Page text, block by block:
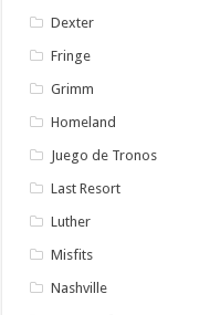
Dexter
Fringe
Grimm
Homeland
Juego de Tronos
Last Resort
Luther
Misfits
Nashville